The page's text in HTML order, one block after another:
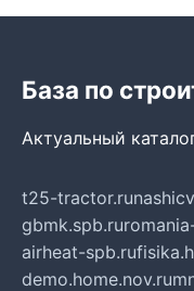
База по
Актуальный
t25-tractor.ru
gbmk.spb.ru
airheat-spb.ru
demo.home.nov.ru